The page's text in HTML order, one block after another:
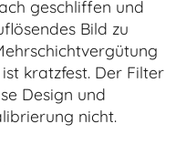
optisches Glas
geschliffen und
Bild zu
kratzfest. Der Filter
Design und
nicht.